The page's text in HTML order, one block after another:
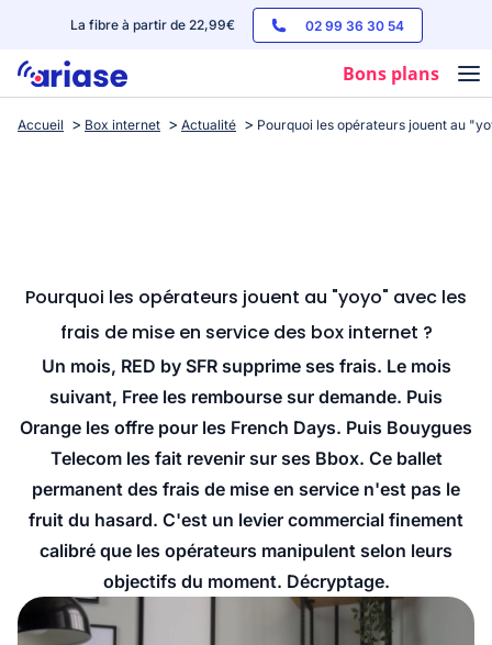
La fibre à partir de 22,99€ 02 99 36 30 54
Bons plans
Box internet
Streaming
Accueil Box internet Actualité Pourquoi les opérateurs jouent au
Pourquoi les opérateurs jouent au "yoyo" avec les
frais de mise en service des box internet ?
Un mois, RED by SFR supprime ses frais. Le mois
suivant, Free les rembourse sur demande. Puis
Orange les offre pour les French Days. Puis Bouygues
Telecom les fait revenir sur ses Bbox. Ce ballet
permanent des frais de mise en service n'est pas le
fruit du hasard. C'est un levier commercial finement
calibré que les opérateurs manipulent selon leurs
objectifs du moment. Décryptage.